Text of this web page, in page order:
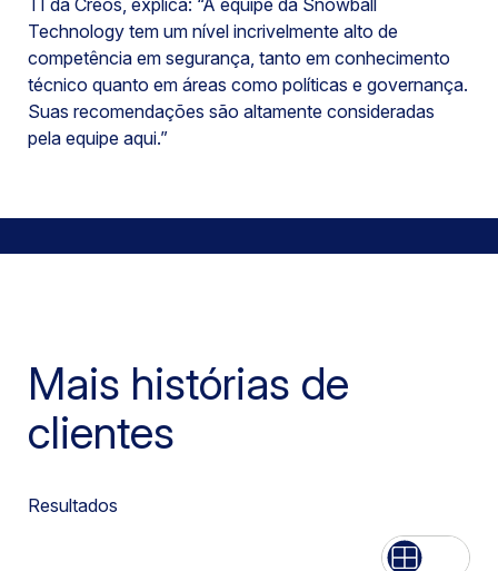
TI da Creos, explica: “A equipe da Snowball
Technology tem um nível incrivelmente alto de
competência em segurança, tanto em conhecimento
técnico quanto em áreas como políticas e governança.
Suas recomendações são altamente consideradas
pela equipe aqui.”
Mais histórias de
clientes
Resultados
Lista Rede